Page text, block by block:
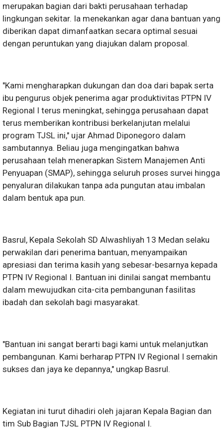
merupakan bagian dari bakti perusahaan terhadap
lingkungan sekitar. Ia menekankan agar dana bantuan yang
diberikan dapat dimanfaatkan secara optimal sesuai
dengan peruntukan yang diajukan dalam proposal.
"Kami mengharapkan dukungan dan doa dari bapak serta
ibu pengurus objek penerima agar produktivitas PTPN IV
Regional I terus meningkat, sehingga perusahaan dapat
terus memberikan kontribusi berkelanjutan melalui
program TJSL ini," ujar Ahmad Diponegoro dalam
sambutannya. Beliau juga mengingatkan bahwa
perusahaan telah menerapkan Sistem Manajemen Anti
Penyuapan (SMAP), sehingga seluruh proses survei hingga
penyaluran dilakukan tanpa ada pungutan atau imbalan
dalam bentuk apa pun.
Basrul, Kepala Sekolah SD Alwashliyah 13 Medan selaku
perwakilan dari penerima bantuan, menyampaikan
apresiasi dan terima kasih yang sebesar-besarnya kepada
PTPN IV Regional I. Bantuan ini dinilai sangat membantu
dalam mewujudkan cita-cita pembangunan fasilitas
ibadah dan sekolah bagi masyarakat.
"Bantuan ini sangat berarti bagi kami untuk melanjutkan
pembangunan. Kami berharap PTPN IV Regional I semakin
sukses dan jaya ke depannya," ungkap Basrul.
Kegiatan ini turut dihadiri oleh jajaran Kepala Bagian dan
tim Sub Bagian TJSL PTPN IV Regional I.